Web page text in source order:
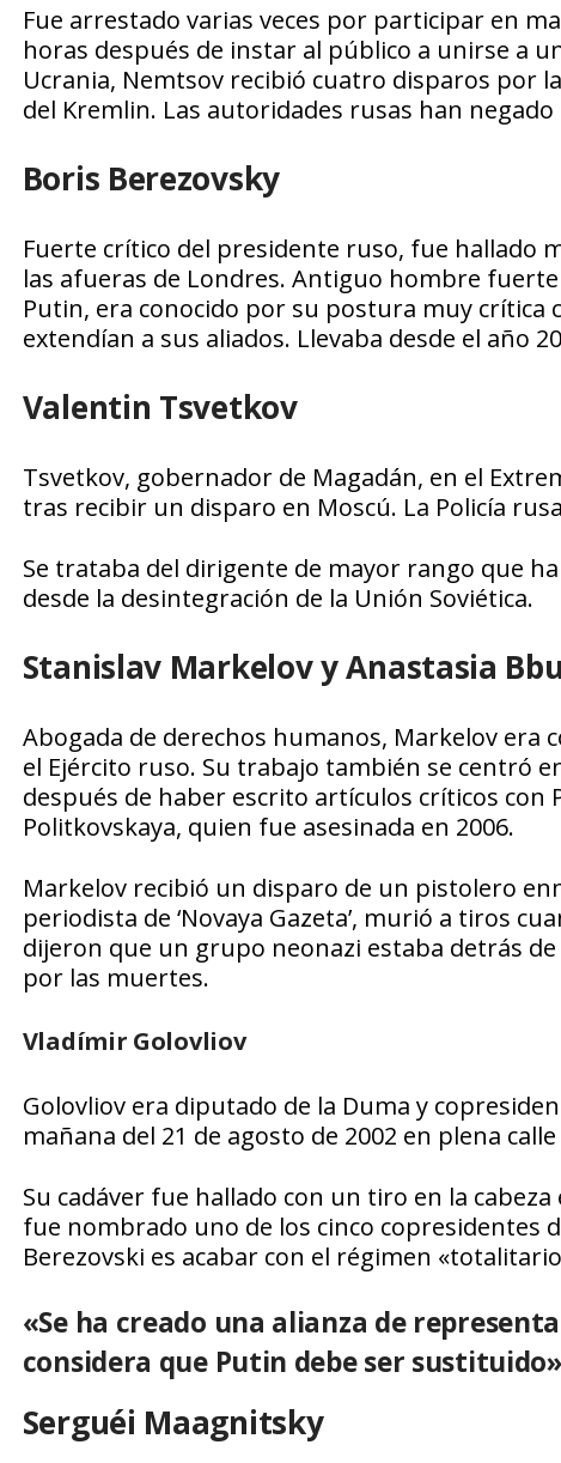
Fue arrestado varias veces por participar en
horas después de instar al público a unirse a
Ucrania, Nemtsov recibió cuatro disparos por
del Kremlin. Las autoridades rusas han
Boris Berezovsky
Fuerte crítico del presidente ruso, fue hallado
las afueras de Londres. Antiguo hombre
Putin, era conocido por su postura muy crítica
extendían a sus aliados. Llevaba desde el año
Valentin Tsvetkov
Tsvetkov, gobernador de Magadán, en el
tras recibir un disparo en Moscú. La Policía
Se trataba del dirigente de mayor rango que
desde la desintegración de la Unión Soviética.
Stanislav Markelov y Anastasia
Abogada de derechos humanos, Markelov era
el Ejército ruso. Su trabajo también se centró
después de haber escrito artículos críticos con
Politkovskaya, quien fue asesinada en 2006.
Markelov recibió un disparo de un pistolero
periodista de ‘Novaya Gazeta’, murió a tiros
dijeron que un grupo neonazi estaba detrás
por las muertes.
Vladímir Golovliov
Golovliov era diputado de la Duma y
mañana del 21 de agosto de 2002 en plena
Su cadáver fue hallado con un tiro en la
fue nombrado uno de los cinco copresidentes
Berezovski es acabar con el régimen
«Se ha creado una alianza de
considera que Putin debe ser
Serguéi Maagnitsky